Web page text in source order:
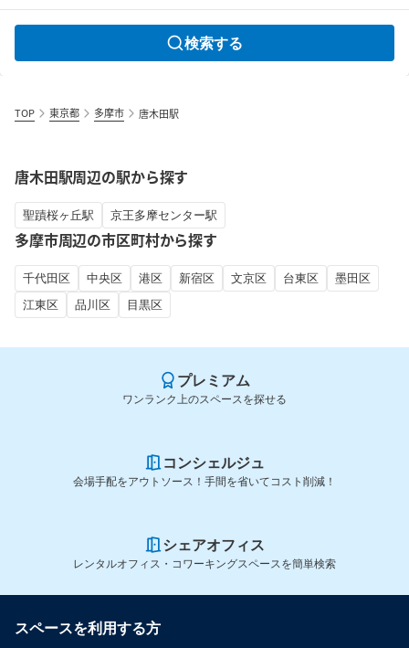
検索する
TOP 東京都 多摩市 唐木田駅
唐木田駅周辺の駅から探す
聖蹟桜ヶ丘駅 京王多摩センター駅
多摩市周辺の市区町村から探す
千代田区 中央区 港区 新宿区 文京区 台東区
墨田区
江東区
品川区 目黒区
プレミアム
ワンランク上のスペースを探せる
コンシェルジュ
会場手配をアウトソース！手間を省いてコスト削減！
シェアオフィス
レンタルオフィス・コワーキングスペースを簡単検索
スペースを利用する方